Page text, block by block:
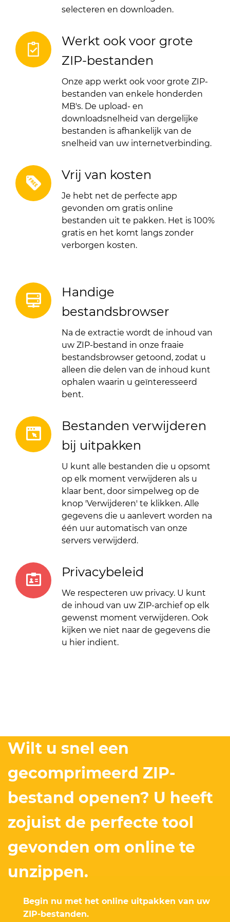
selecteren en downloaden.
Werkt ook voor grote
ZIP-bestanden
Onze app werkt ook voor grote ZIP-
bestanden van enkele honderden
MB's. De upload- en
downloadsnelheid van dergelijke
bestanden is afhankelijk van de
snelheid van uw internetverbinding.
Vrij van kosten
Je hebt net de perfecte app
gevonden om gratis online
bestanden uit te pakken. Het is 100%
gratis en het komt langs zonder
verborgen kosten.
Handige
bestandsbrowser
Na de extractie wordt de inhoud van
uw ZIP-bestand in onze fraaie
bestandsbrowser getoond, zodat u
alleen die delen van de inhoud kunt
ophalen waarin u geïnteresseerd
bent.
Bestanden verwijderen
bij uitpakken
U kunt alle bestanden die u opsomt
op elk moment verwijderen als u
klaar bent, door simpelweg op de
knop 'Verwijderen' te klikken. Alle
gegevens die u aanlevert worden na
één uur automatisch van onze
servers verwijderd.
Privacybeleid
We respecteren uw privacy. U kunt
de inhoud van uw ZIP-archief op elk
gewenst moment verwijderen. Ook
kijken we niet naar de gegevens die
u hier indient.
Wilt u snel een
gecomprimeerd ZIP-
bestand openen? U heeft
zojuist de perfecte tool
gevonden om online te
unzippen.
Begin nu met het online uitpakken van uw
ZIP-bestanden.